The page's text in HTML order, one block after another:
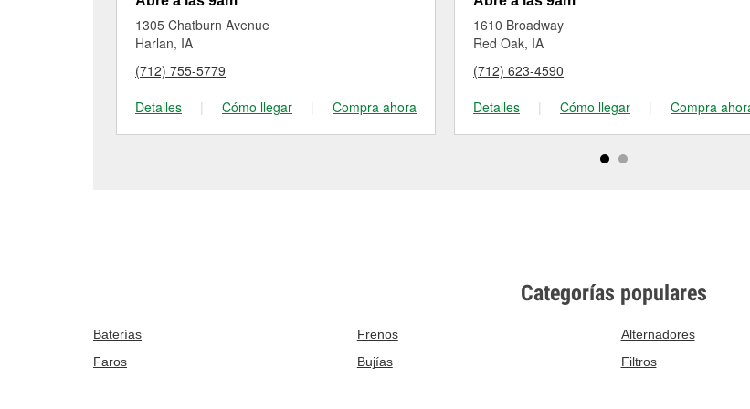
1305 Chatburn Avenue
Harlan, IA
(712) 755-5779
Detalles
| Cómo llegar | Compra ahora
1610 Broadway
Red Oak, IA
(712) 623-4590
Detalles
| Cómo llegar | Compra
Categorías populares
Baterías Frenos Alternadores
Faros
Bujías Filtros